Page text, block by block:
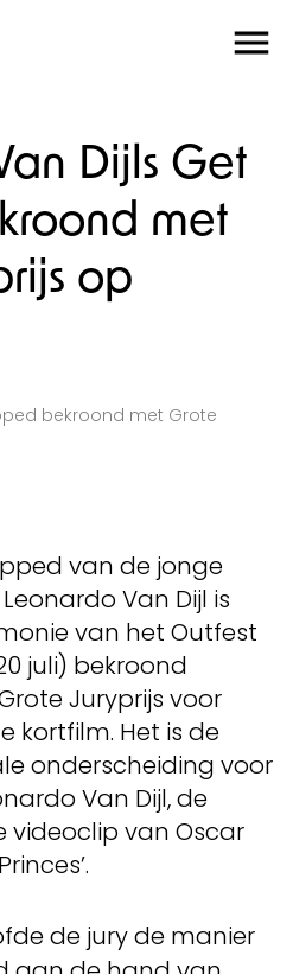
Dijls Get
met
op
bekroond met Grote
van de jonge
Van Dijl is
van het Outfest
juli) bekroond
Juryprijs voor
kortfilm. Het is de
onderscheiding voor
Van Dijl, de
videoclip van Oscar
de jury de manier